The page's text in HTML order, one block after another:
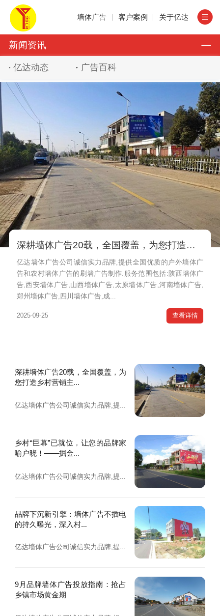
墙体广告 客户案例 关于亿达
新闻资讯
亿达动态 广告百科
深耕墙体广告20载，全国覆盖，为您打造乡村营销主阵地
亿达墙体广告公司诚信实力品牌,提供全国优质的户外墙体广
告和农村墙体广告的刷墙广告制作.服务范围包括:陕西墙体广
告,西安墙体广告,山西墙体广告,太原墙体广告,河南墙体广告,
郑州墙体广告,四川墙体广告,成...
2025-09-25 查看详情
深耕墙体广告20载，全国覆盖，为
您打造乡村营销主...
亿达墙体广告公司诚信实力品牌,提...
乡村“巨幕”已就位，让您的品牌家
喻户晓！——掘金...
亿达墙体广告公司诚信实力品牌,提...
品牌下沉新引擎：墙体广告不插电
的持久曝光，深入村...
亿达墙体广告公司诚信实力品牌,提...
9月品牌墙体广告投放指南：抢占
乡镇市场黄金期